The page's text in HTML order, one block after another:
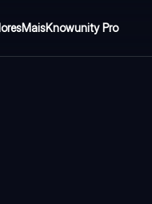
MaisKnowunity Pro